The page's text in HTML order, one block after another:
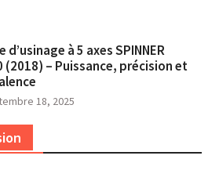
d’usinage à 5 axes SPINNER
(2018) – Puissance, précision et
18, 2025